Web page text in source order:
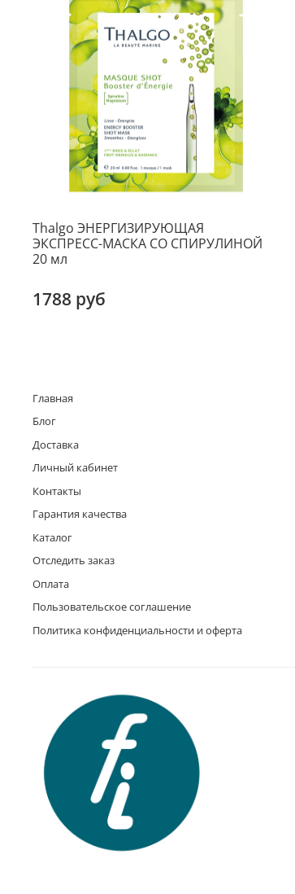
Thalgo ЭНЕРГИЗИРУЮЩАЯ
ЭКСПРЕСС-МАСКА СО СПИРУЛИНОЙ
20 мл
1788 руб
Главная
Блог
Доставка
Личный кабинет
Контакты
Гарантия качества
Каталог
Отследить заказ
Оплата
Пользовательское соглашение
Политика конфиденциальности и оферта